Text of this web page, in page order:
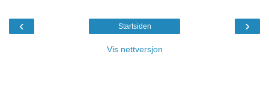
‹ ›
Startsiden
Vis nettversjon